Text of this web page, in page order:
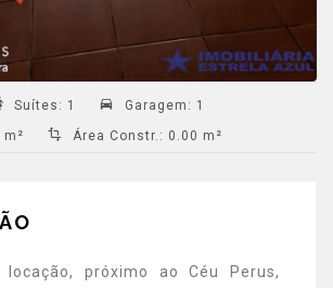
Suítes : 1 Garagem : 1
m² Área Constr. : 0.00 m²
locação, próximo ao Céu Perus,